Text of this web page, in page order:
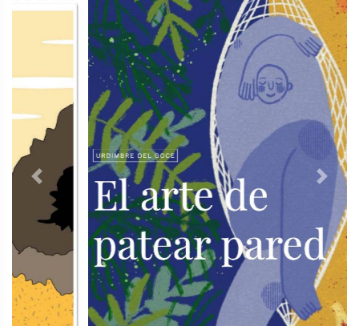
Previous Next